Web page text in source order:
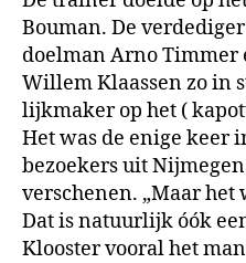
Bouman. De
doelman Arno Timmer
Willem Klaassen zo in
lijkmaker op het (
Het was de enige keer
bezoekers uit
versche­nen. „Maar het
Dat is natuurlijk óók
Klooster vooral het